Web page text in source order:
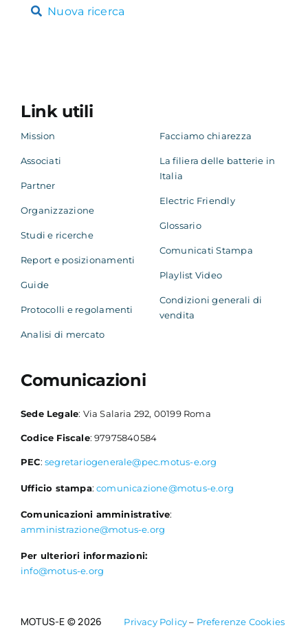
Nuova ricerca
Link utili
Mission
Associati
Partner
Organizzazione
Studi e ricerche
Report e posizionamenti
Guide
Protocolli e regolamenti
Analisi di mercato
Facciamo chiarezza
La filiera delle batterie in
Italia
Electric Friendly
Glossario
Comunicati Stampa
Playlist Video
Condizioni generali di
vendita
Comunicazioni
Sede Legale: Via Salaria 292, 00199 Roma
Codice Fiscale: 97975840584
PEC: segretariogenerale@pec.motus-e.org
Ufficio stampa:comunicazione@motus-e.org
Comunicazioni amministrative:
amministrazione@motus-e.org
Per ulteriori informazioni:
info@motus-e.org
MOTUS-E © 2026 Privacy Policy– Preferenze Cookies